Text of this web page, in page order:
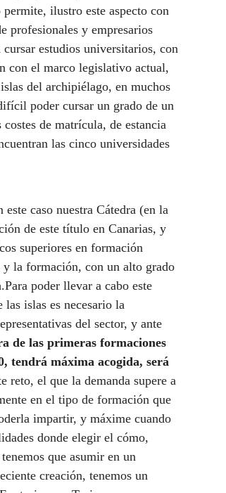
ilustro este aspecto con
profesionales y empresarios
estudios universitarios, con
con el marco legislativo actual,
del archipiélago, en muchos
poder cursar un grado de un
de matrícula, de estancia
las cinco universidades
caso nuestra Cátedra (en la
de este título en Canarias, y
superiores en formación
la formación, con un alto grado
poder llevar a cabo este
islas es necesario la
del sector, y ante
de las primeras formaciones
tendrá máxima acogida, será
reto, el que la demanda supere a
en el tipo de formación que
impartir, y máxime cuando
donde elegir el cómo,
que asumir en un
creación, tenemos un